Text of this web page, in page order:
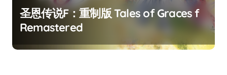
圣恩传说F：重制版 Tales of Graces f
Remastered